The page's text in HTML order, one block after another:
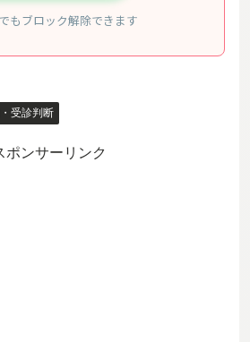
もブロック解除できます
受診判断
ポンサーリンク